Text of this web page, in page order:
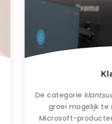
meet het vermogen om
in het gebruik van
in de uitbreiding van de